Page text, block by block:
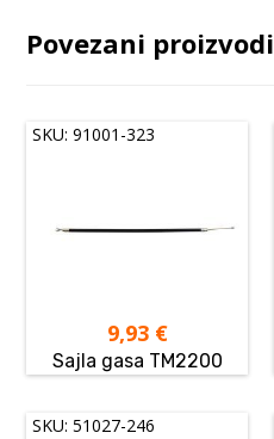
Povezani proizvodi
SKU: 91001-323
9,93 €
Sajla gasa TM2200
SKU: 51027-246